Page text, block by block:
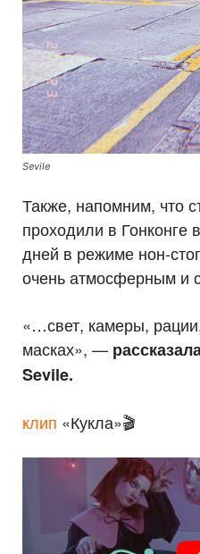
Sevile
Также, напомним, что
проходили в Гонконге
дней в режиме нон-
очень атмосферным и
«…свет, камеры,
масках», —
Sevile.
клип «Кукла»🎬